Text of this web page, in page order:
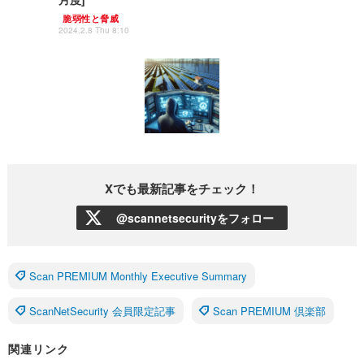
脆弱性と脅威
2024.2.8 Thu 8:10
Xでも最新記事をチェック！
@scannetsecurityをフォロー
Scan PREMIUM Monthly Executive Summary
ScanNetSecurity 会員限定記事 Scan PREMIUM 倶楽部
関連リンク